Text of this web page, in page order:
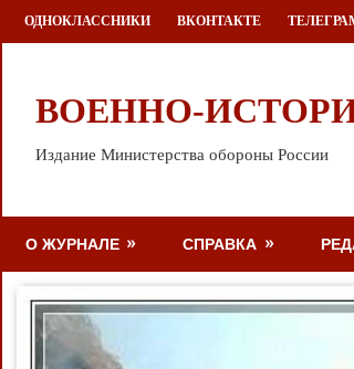
Перейти
к
ОДНОКЛАССНИКИ ВКОНТАКТЕ
ВОЕННО-
Издание Министерства обороны России
О ЖУРНАЛЕ СПРАВКА